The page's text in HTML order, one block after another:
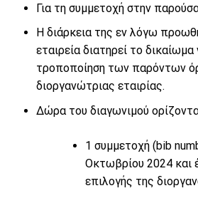
Για τη συμμετοχή στην
Η διάρκεια της εν λόγω
εταιρεία διατηρεί το
τροποποίηση των παρόντων
διοργανώτριας εταιρίας.
Δώρα του διαγωνιμού
1 συμμετοχή (bib
Οκτωβρίου 2024 και
επιλογής της